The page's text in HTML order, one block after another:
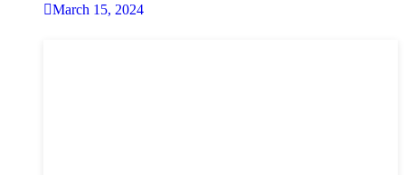
March 15, 2024